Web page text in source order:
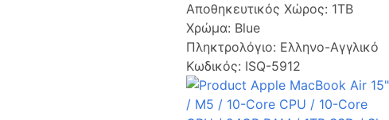
Αποθηκευτικός Χώρος: 1TB
Χρώμα: Blue
Πληκτρολόγιο: Ελληνο-Αγγλικό
Κωδικός: ISQ-5912